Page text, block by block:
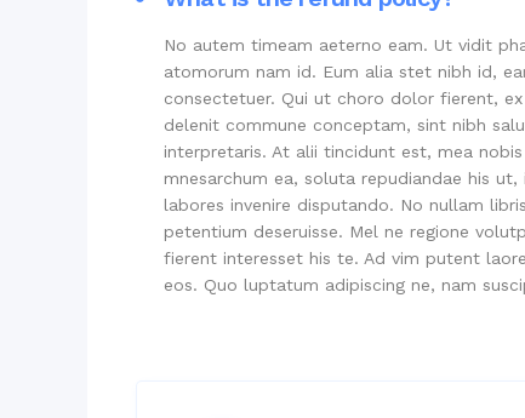
No autem timeam aeterno eam. Ut vidit
atomorum nam id. Eum alia stet nibh id,
consectetuer. Qui ut choro dolor fierent,
delenit commune conceptam, sint nibh
interpretaris. At alii tincidunt est, mea
mnesarchum ea, soluta repudiandae his
labores invenire disputando. No nullam
petentium deseruisse. Mel ne regione
fierent interesset his te. Ad vim putent
eos. Quo luptatum adipiscing ne, nam